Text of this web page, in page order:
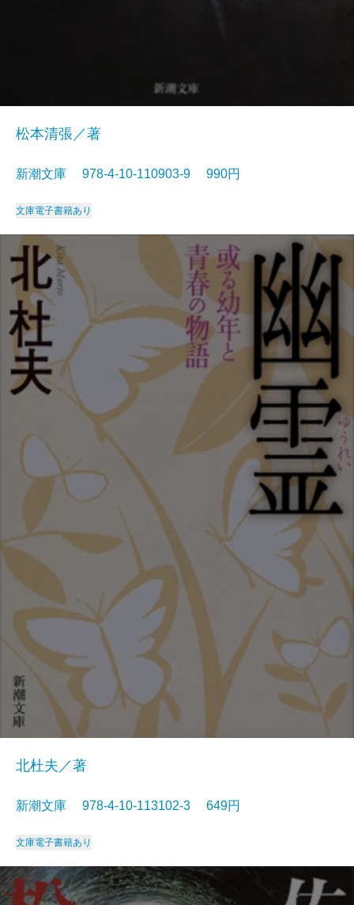
松本清張／著
新潮文庫 978-4-10-110903-9 990円
文庫電子書籍あり
北杜夫／著
新潮文庫 978-4-10-113102-3 649円
文庫電子書籍あり